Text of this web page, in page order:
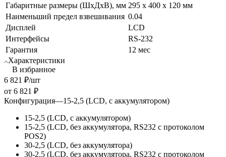
Габаритные размеры (ШхДхВ), мм 295 x 400 x 120 мм
Наименьший предел взвешивания 0.04
Дисплей
LCD
Интерфейсы
RS-232
Гарантия
12 мес
Характеристики
В избранное
6 821 ₽/шт
от 6 821 ₽
Конфигурация—15-2,5 (LCD, с аккумулятором)
15-2,5 (LCD, с аккумулятором)
15-2,5 (LCD, без аккумулятора, RS232 c протоколом
POS2)
30-2,5 (LCD, без аккумулятора)
30-2,5 (LCD, без аккумулятора, RS232 c протоколом